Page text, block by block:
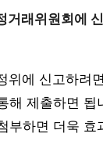
거래위원회에
위에 신고하려
해 제출하면 됩
부하면 더욱 효